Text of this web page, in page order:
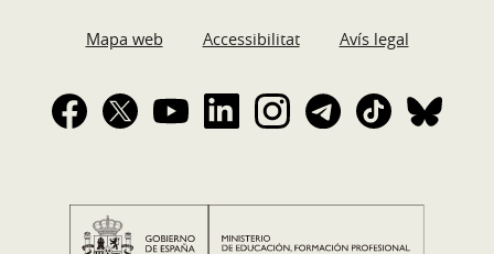
Mapa web Accessibilitat Avís legal